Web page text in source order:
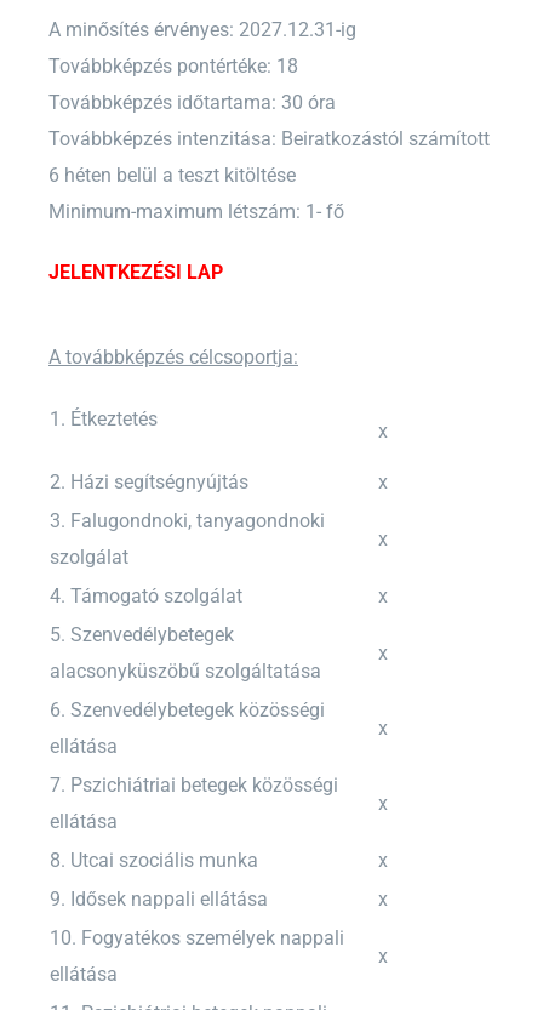
A minősítés érvényes: 2027.12.31-ig
Továbbképzés pontértéke: 18
Továbbképzés időtartama: 30 óra
Továbbképzés intenzitása: Beiratkozástól számított
6 héten belül a teszt kitöltése
Minimum-maximum létszám: 1- fő
JELENTKEZÉSI LAP
A továbbképzés célcsoportja:
1. Étkeztetés
x
2. Házi segítségnyújtás
x
3. Falugondnoki, tanyagondnoki
szolgálat
x
4. Támogató szolgálat
x
5. Szenvedélybetegek
alacsonyküszöbű szolgáltatása
x
6. Szenvedélybetegek közösségi
ellátása
x
7. Pszichiátriai betegek közösségi
ellátása
x
8. Utcai szociális munka
x
9. Idősek nappali ellátása
x
10. Fogyatékos személyek nappali
ellátása
x